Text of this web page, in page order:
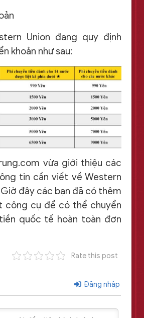
Union đang quy định
khoản như sau:
vừa giới thiệu các
tin cần viết về Western
đây các bạn đã có thêm
công cụ để có thể chuyển
quốc tế hoàn toàn đơn
Rate this post
Đăng nhập